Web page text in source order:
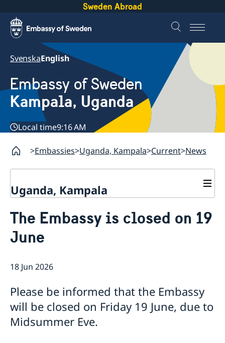
Sweden Abroad
SvenskaEnglish
Embassy of Sweden
Kampala, Uganda
Local time9:16 AM
Embassies Uganda, Kampala Current News
Uganda, Kampala
About us
Migration and Consular fees
Questions and Answers in relation to Procurement
Vacancies
Internship
Embassy staff
Current
Quiz Makerere
Calendar
The Embassy is closed on 19
June
18 Jun 2026
Please be informed that the Embassy
will be closed on Friday 19 June, due to
Midsummer Eve.